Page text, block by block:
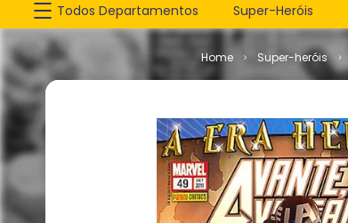
Todos Departamentos Super-Heróis
Super-heróis